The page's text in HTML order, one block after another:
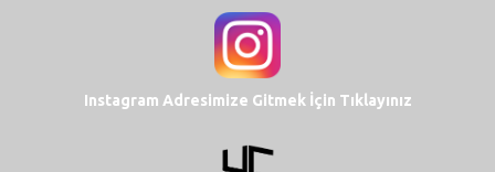
Instagram Adresimize Gitmek İçin Tıklayınız